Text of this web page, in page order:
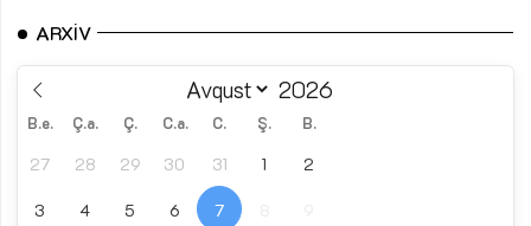
ARXIV
B.e. Ç.a. Ç. C.a. C. Ş. B.
27 28 29 30 31 1 2
3 4 5 6 7